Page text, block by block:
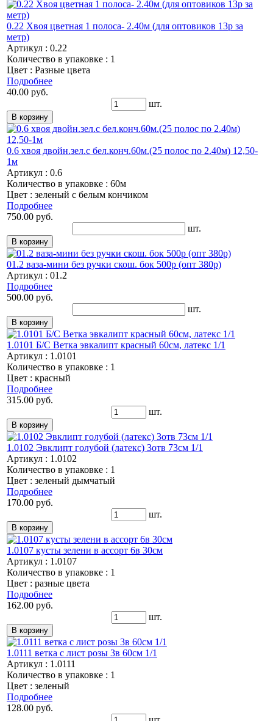
0.22 Хвоя цветная 1 полоса- 2.40м (для оптовиков 13р за
метр)
Артикул : 0.22
Количество в упаковке : 1
Цвет : Разные цвета
Подробнее
40.00 руб.
шт.
0.6 хвоя двойн.зел.с бел.конч.60м.(25 полос по 2.40м) 12,50-
1м
Артикул : 0.6
Количество в упаковке : 60м
Цвет : зеленый с белым кончиком
Подробнее
750.00 руб.
шт.
01.2 ваза-мини без ручки скош. бок 500р (опт 380р)
Артикул : 01.2
Подробнее
500.00 руб.
шт.
1.0101 Б/С Ветка эвкалипт красный 60см, латекс 1/1
Артикул : 1.0101
Количество в упаковке : 1
Цвет : красный
Подробнее
315.00 руб.
шт.
1.0102 Эвклипт голубой (латекс) 3отв 73см 1/1
Артикул : 1.0102
Количество в упаковке : 1
Цвет : зеленый дымчатый
Подробнее
170.00 руб.
шт.
1.0107 кусты зелени в ассорт 6в 30см
Артикул : 1.0107
Количество в упаковке : 1
Цвет : разные цвета
Подробнее
162.00 руб.
шт.
1.0111 ветка с лист розы 3в 60см 1/1
Артикул : 1.0111
Количество в упаковке : 1
Цвет : зеленый
Подробнее
128.00 руб.